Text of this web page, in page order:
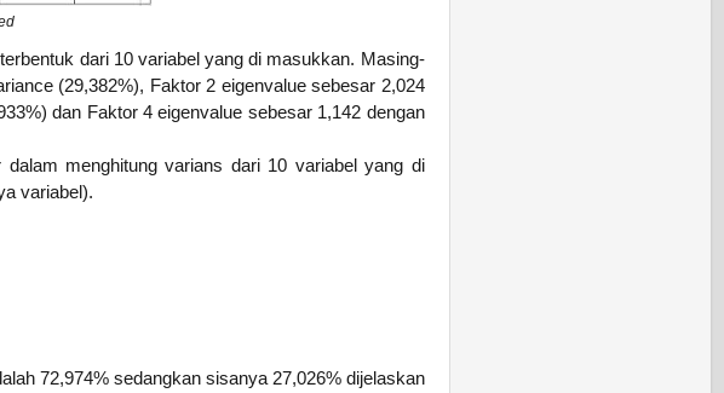
dari 10 variabel yang di masukkan. Masing-
(29,382%), Faktor 2 eigenvalue sebesar 2,024
dan Faktor 4 eigenvalue sebesar 1,142 dengan
menghitung varians dari 10 variabel yang di
variabel).
72,974% sedangkan sisanya 27,026% dijelaskan